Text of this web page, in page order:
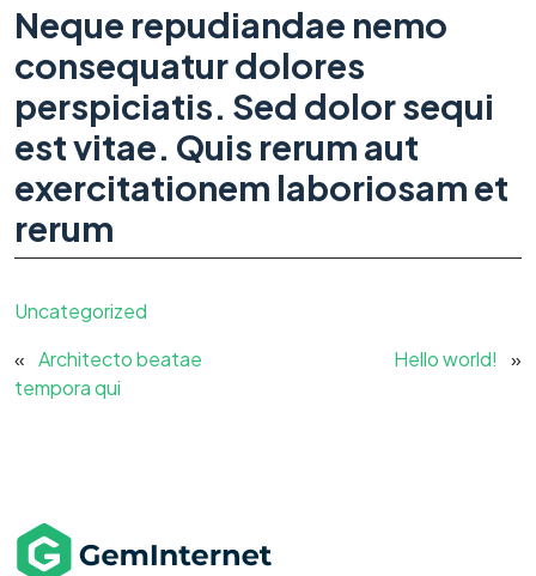
Neque repudiandae nemo
consequatur dolores
perspiciatis. Sed dolor sequi
est vitae. Quis rerum aut
exercitationem laboriosam et
rerum
Uncategorized
« Architecto beatae
tempora qui
Hello world! »